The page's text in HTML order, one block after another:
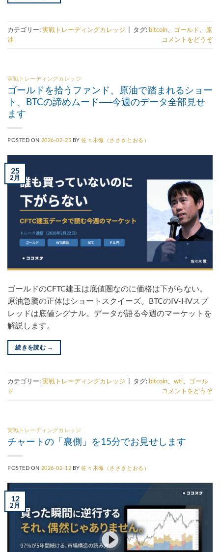
カテゴリー:実戦トレーディングカレッジ タグ: bitcoin、 ゴールド、 原
油
コメントをどうぞ
実戦トレーディングカレッジ
ゴールドを拾うファンド、原油で踏まれるショー
ト、BTCの諦めムード──今週のデータ全部見せ
ます
POSTED ON 2026-02-25 BY佐々木徹（ささきとおる）
25
2月
ゴールドのCFTC建玉は底値圏なのに価格は下がらない。
原油急騰の正体はショートスクイーズ。BTCのIV-HVスプ
レッドは底値シグナル。データが語る今週のマーケットを
解説します。
続きを読む →
カテゴリー:実戦トレーディングカレッジ タグ: bitcoin、 wti、 ゴール
ド
コメントをどうぞ
実戦トレーディングカレッジ
チャートの「裏側」を15分でお見せします
POSTED ON 2026-02-12 BY佐々木徹（ささきとおる）
12
2月